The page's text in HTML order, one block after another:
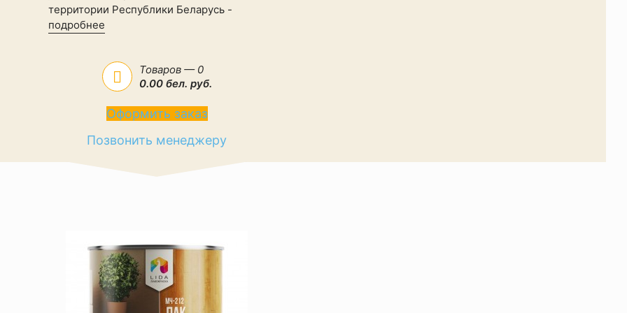
территории Республики Беларусь -
подробнее
Товаров — 0
0.00 бел. руб.
Оформить заказ
Позвонить менеджеру